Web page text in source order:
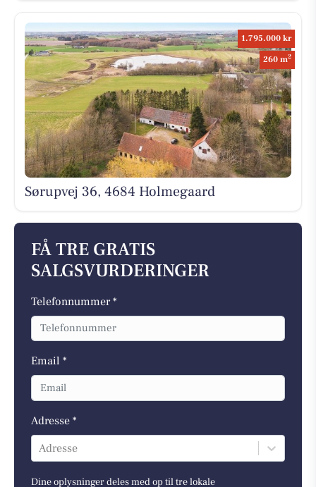
1.795.000 kr
260 m2
Sørupvej 36, 4684 Holmegaard
FÅ TRE GRATIS
SALGSVURDERINGER
Telefonnummer *
Email *
Adresse *
Adresse
Dine oplysninger deles med op til tre lokale